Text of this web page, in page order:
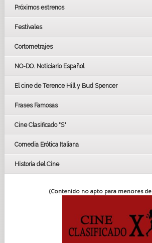
Próximos estrenos
Festivales
LOS OSCARS
BAFTA
FESTIVAL DE HUELVA 2019
FESTIVAL DE CINE DE SEVILLA 2019
Cortometrajes
NO-DO. Noticiario Español
El cine de Terence Hill y Bud Spencer
Frases Famosas
Cine Clasificado "S"
Comedia Erótica Italiana
Historia del Cine
(Contenido no apto para menores de